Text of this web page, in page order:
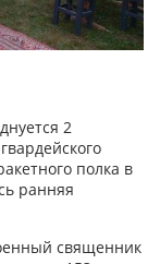
2
полка в
ранняя
священник